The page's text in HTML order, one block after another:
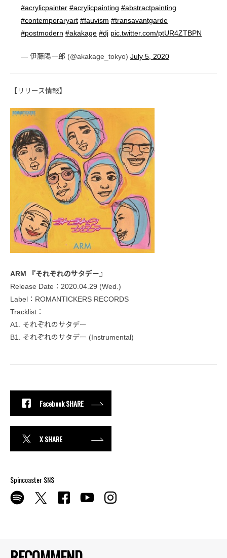
#acrylicpainter #acrylicpainting #abstractpainting
#contemporaryart #fauvism #transavantgarde
#postmodern #akakage #dj pic.twitter.com/ptUR4ZTBPN
— 伊藤陽一郎 (@akakage_tokyo) July 5, 2020
【リリース情報】
ARM 『それぞれのサタデー』
Release Date：2020.04.29 (Wed.)
Label：ROMANTICKERS RECORDS
Tracklist：
A1. それぞれのサタデー
B1. それぞれのサタデー (Instrumental)
Facebook SHARE
X SHARE
Spincoaster SNS